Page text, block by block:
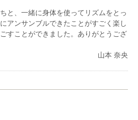
と、一緒に身体を使ってリズムをとっ
アンサンブルできたことがすごく楽し
すことができました。ありがとうござ
山本 奈央